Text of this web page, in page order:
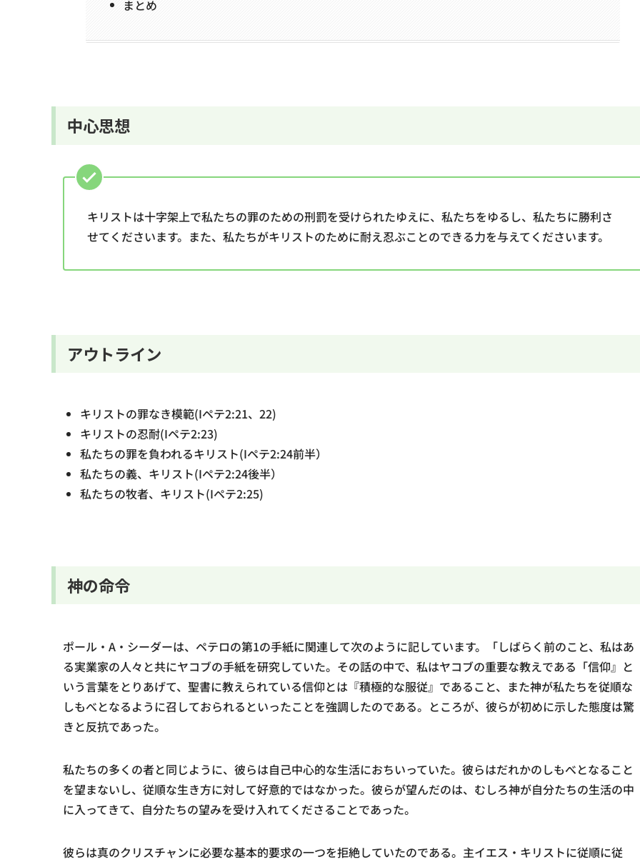
まとめ
中心思想
キリストは十字架上で私たちの罪のための刑罰を受けられたゆえに、私たちをゆるし、私たちに勝利さ
せてくださいます。また、私たちがキリストのために耐え忍ぶことのできる力を与えてくださいます。
アウトライン
キリストの罪なき模範(Iペテ2:21、22)
キリストの忍耐(Iペテ2:23)
私たちの罪を負われるキリスト(Iペテ2:24前半）
私たちの義、キリスト(Iペテ2:24後半）
私たちの牧者、キリスト(Iペテ2:25)
神の命令
ポール・A・シーダーは、ペテロの第1の手紙に関連して次のように記しています。「しばらく前のこと、私はあ
る実業家の人々と共にヤコブの手紙を研究していた。その話の中で、私はヤコブの重要な教えである「信仰』と
いう言葉をとりあげて、聖書に教えられている信仰とは『積極的な服従』であること、また神が私たちを従順な
しもべとなるように召しておられるといったことを強調したのである。ところが、彼らが初めに示した態度は驚
きと反抗であった。
私たちの多くの者と同じように、彼らは自己中心的な生活におちいっていた。彼らはだれかのしもべとなること
を望まないし、従順な生き方に対して好意的ではなかった。彼らが望んだのは、むしろ神が自分たちの生活の中
に入ってきて、自分たちの望みを受け入れてくださることであった。
彼らは真のクリスチャンに必要な基本的要求の一つを拒絶していたのである。主イエス・キリストに従順に従